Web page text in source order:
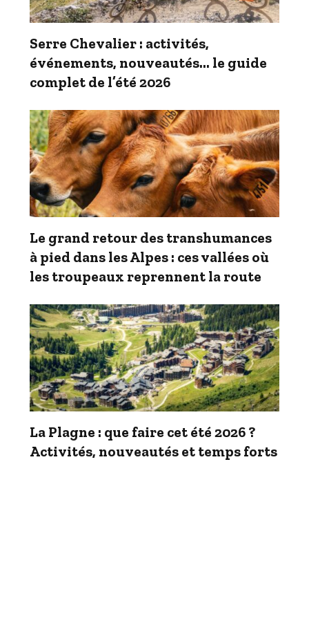
Serre Chevalier : activités,
événements, nouveautés… le guide
complet de l’été 2026
Le grand retour des transhumances
à pied dans les Alpes : ces vallées où
les troupeaux reprennent la route
La Plagne : que faire cet été 2026 ?
Activités, nouveautés et temps forts